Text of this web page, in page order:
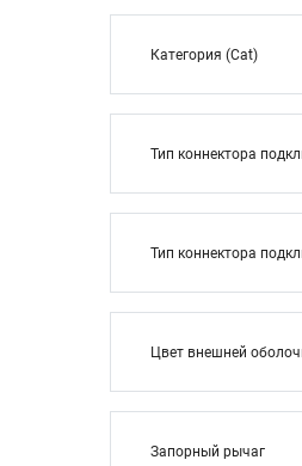
Категория (Cat)
Тип коннектора
Тип коннектора
Цвет внешней
Запорный рычаг